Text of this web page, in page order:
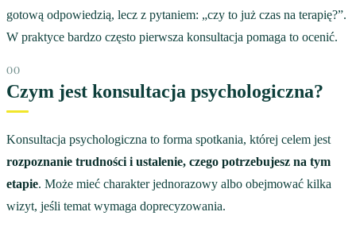
gotową odpowiedzią, lecz z pytaniem: „czy to już czas na terapię?”.
W praktyce bardzo często pierwsza konsultacja pomaga to ocenić.
Czym jest konsultacja psychologiczna?
Konsultacja psychologiczna to forma spotkania, której celem jest
rozpoznanie trudności i ustalenie, czego potrzebujesz na tym
etapie. Może mieć charakter jednorazowy albo obejmować kilka
wizyt, jeśli temat wymaga doprecyzowania.